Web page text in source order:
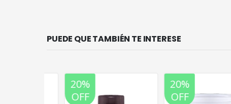
PUEDE QUE TAMBIÉN TE INTERESE
OFF
OFF